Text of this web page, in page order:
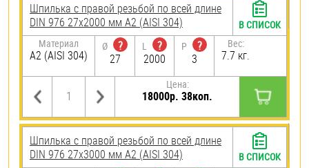
Шпилька с правой резьбой по всей длине
DIN 976 27х2000 мм А2 (AISI 304)
Материал
А2 (AISI 304)
Ø
?
27
L
?
2000
P
?
3
Вес:
7.7 кг.
Цена:
18000р. 38коп.
В СПИСОК
Шпилька с правой резьбой по всей длине
DIN 976 27х3000 мм А2 (AISI 304)
В СПИСОК